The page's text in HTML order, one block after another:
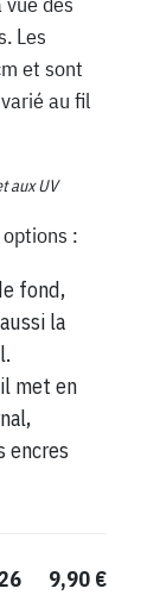
Les
et sont
au fil
aux UV
:
fond,
la
met en
encres
9,90 €